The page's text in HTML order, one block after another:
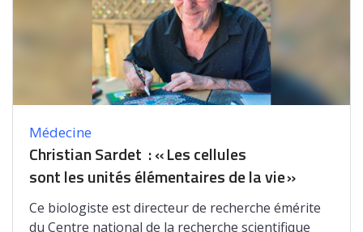
Médecine
Christian Sardet : « Les cellules
sont les unités élémentaires de la vie »
Ce biologiste est directeur de recherche émérite
du Centre national de la recherche scientifique